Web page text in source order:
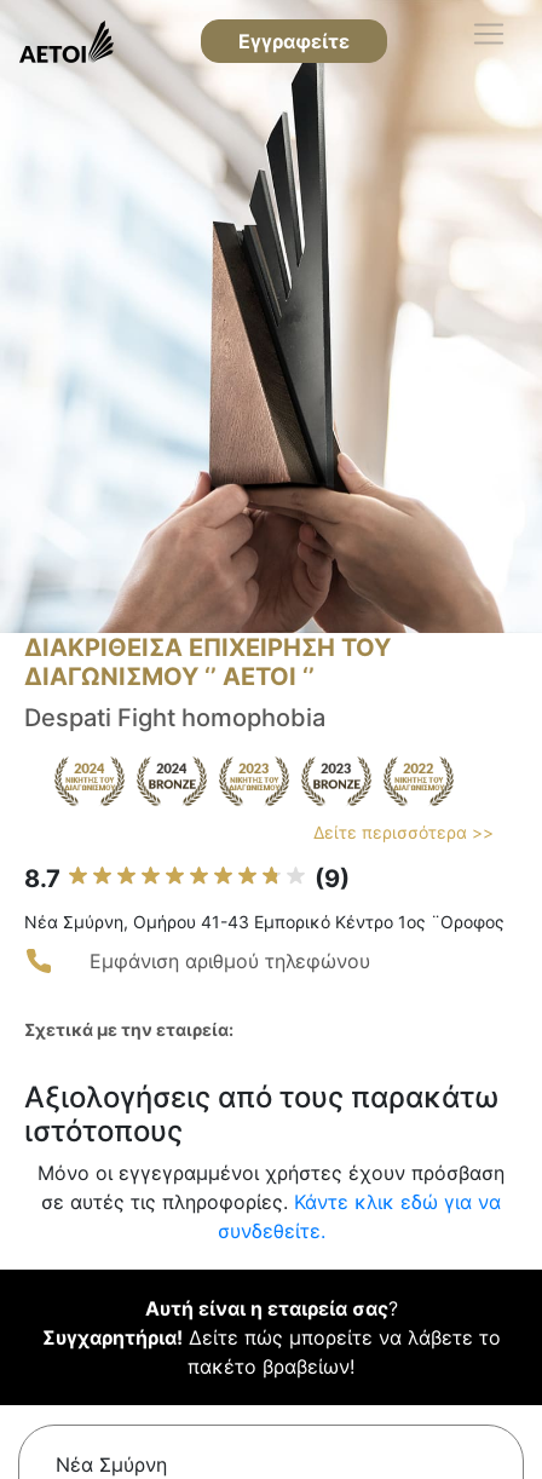
Εγγραφείτε
ΔΙΑΚΡΙΘΕΙΣΑ ΕΠΙΧΕΙΡΗΣΗ ΤΟΥ
ΔΙΑΓΩΝΙΣΜΟΥ ‘’ ΑΕΤΟΙ ‘’
Despati Fight homophobia
Δείτε περισσότερα >>
8.7 (9)
Νέα Σμύρνη, Ομήρου 41-43 Εμπορικό Κέντρο 1ος ¨Οροφος
Εμφάνιση αριθμού τηλεφώνου
Σχετικά με την εταιρεία:
Αξιολογήσεις από τους παρακάτω
ιστότοπους
Μόνο οι εγγεγραμμένοι χρήστες έχουν πρόσβαση
σε αυτές τις πληροφορίες. Κάντε κλικ εδώ για να
συνδεθείτε.
Αυτή είναι η εταιρεία σας?
Συγχαρητήρια! Δείτε πώς μπορείτε να λάβετε το
πακέτο βραβείων!
Νέα Σμύρνη